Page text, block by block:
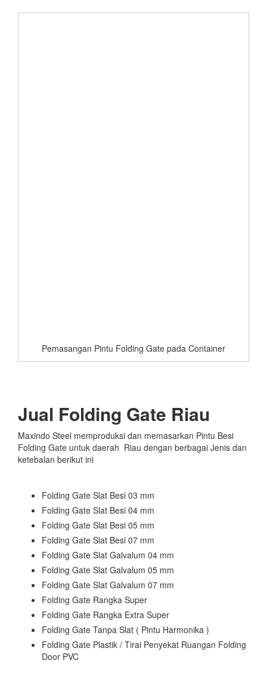
Pemasangan Pintu Folding Gate pada Container
Jual Folding Gate Riau
Maxindo Steel memproduksi dan memasarkan Pintu Besi
Folding Gate untuk daerah Riau dengan berbagai Jenis dan
ketebalan berikut ini
Folding Gate Slat Besi 03 mm
Folding Gate Slat Besi 04 mm
Folding Gate Slat Besi 05 mm
Folding Gate Slat Besi 07 mm
Folding Gate Slat Galvalum 04 mm
Folding Gate Slat Galvalum 05 mm
Folding Gate Slat Galvalum 07 mm
Folding Gate Rangka Super
Folding Gate Rangka Extra Super
Folding Gate Tanpa Slat ( Pintu Harmonika )
Folding Gate Plastik / Tirai Penyekat Ruangan Folding
Door PVC